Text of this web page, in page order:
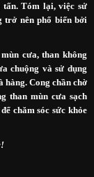
tấn. Tóm lại, việc sử
trở nên phổ biến bởi
cưa, than không
chuộng và sử dụng
Cong chần chờ
than mùn cưa sạch
chăm sóc sức khỏe